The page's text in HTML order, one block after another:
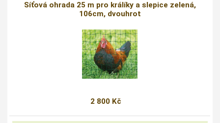
Síťová ohrada 25 m pro králíky a slepice zelená,
106cm, dvouhrot
2 800 Kč